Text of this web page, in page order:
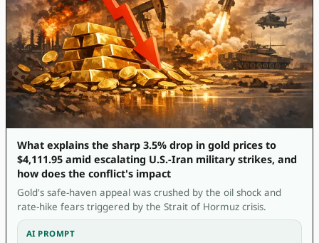
What explains the sharp 3.5% drop in gold prices to
$4,111.95 amid escalating U.S.-Iran military strikes, and
how does the conflict's impact
Gold's safe-haven appeal was crushed by the oil shock and
rate-hike fears triggered by the Strait of Hormuz crisis.
AI PROMPT